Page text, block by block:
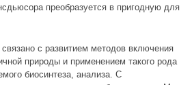
преобразуется в пригодную для
с развитием методов включения
природы и применением такого рода
биосинтеза, анализа. С